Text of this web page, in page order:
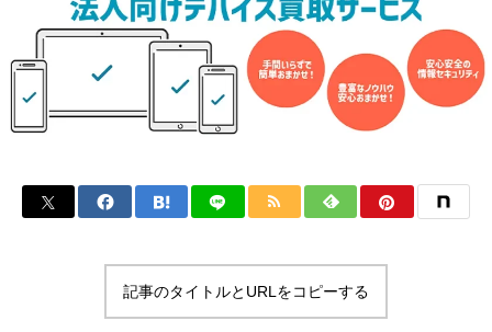
記事のタイトルとURLをコピーする